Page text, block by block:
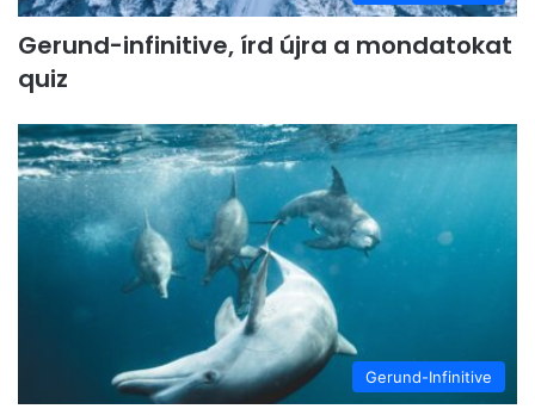
Gerund-infinitive, írd újra a mondatokat
quiz
Gerund-Infinitive